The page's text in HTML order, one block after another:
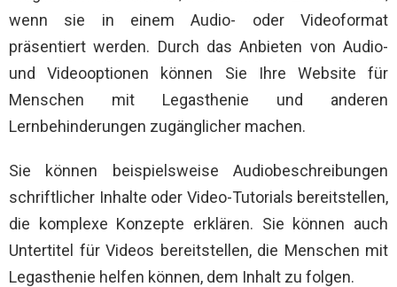
wenn sie in einem Audio- oder Videoformat
präsentiert werden. Durch das Anbieten von Audio-
und Videooptionen können Sie Ihre Website für
Menschen mit Legasthenie und anderen
Lernbehinderungen zugänglicher machen.
Sie können beispielsweise Audiobeschreibungen
schriftlicher Inhalte oder Video-Tutorials bereitstellen,
die komplexe Konzepte erklären. Sie können auch
Untertitel für Videos bereitstellen, die Menschen mit
Legasthenie helfen können, dem Inhalt zu folgen.